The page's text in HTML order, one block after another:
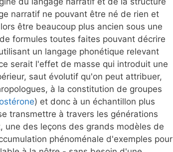
narratif ne pouvant être né de rien et
être beaucoup plus ancien sous une
formules toutes faites pouvant décrire
un langage phonétique relevant
serait l'effet de masse qui introduit une
saut évolutif qu'on peut attribuer,
à la constitution de groupes
) et donc à un échantillon plus
transmettre à travers les générations
une des leçons des grands modèles de
phénoménale d'exemples pour